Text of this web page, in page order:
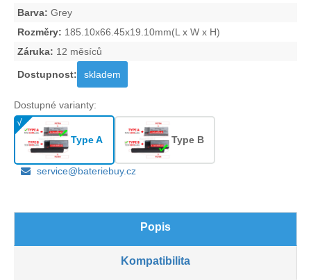
Barva: Grey
Rozměry: 185.10x66.45x19.10mm(L x W x H)
Záruka: 12 měsíců
Dostupnost: skladem
Dostupné varianty:
Type A Type B
service@bateriebuy.cz
Popis
Kompatibilita